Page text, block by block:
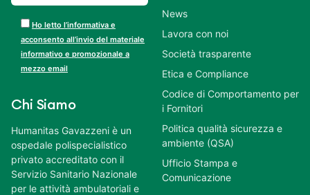
Ho letto l’informativa e
acconsento all’invio del materiale
informativo e promozionale a
mezzo email
Chi Siamo
Humanitas Gavazzeni è un
ospedale polispecialistico
privato accreditato con il
Servizio Sanitario Nazionale
per le attività ambulatoriali e
News
Lavora con noi
Società trasparente
Etica e Compliance
Codice di Comportamento per
i Fornitori
Politica qualità sicurezza e
ambiente (QSA)
Ufficio Stampa e
Comunicazione